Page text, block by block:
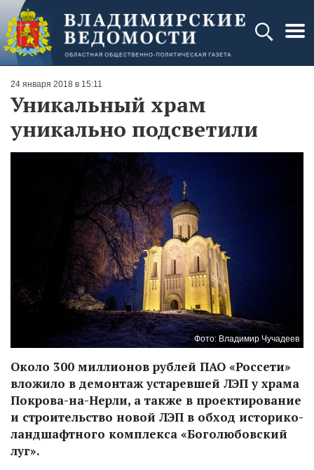
24 января 2018 в 15:11
Уникальный храм
уникально подсветили
Фото: Владимир Чучадеев
Около 300 миллионов рублей ПАО «Россети»
вложило в демонтаж устаревшей ЛЭП у храма
Покрова-на-Нерли, а также в проектирование
и строительство новой ЛЭП в обход историко-
ландшафтного комплекса «Боголюбовский
луг».